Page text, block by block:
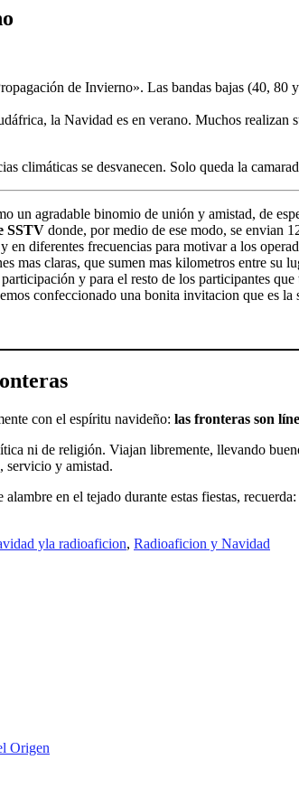
de Invierno». Las bandas bajas (40,
la Navidad es en verano. Muchos realizan
climáticas se desvanecen. Solo queda la
un agradable binomio de unión y amistad, de
SSTV donde, por medio de ese modo, se envian
diferentes frecuencias para motivar a los
mas claras, que sumen mas kilometros entre
y para el resto de los participantes
confeccionado una bonita invitacion que es la
con el espíritu navideño: las fronteras son
ni de religión. Viajan libremente, llevando
servicio y amistad.
alambre en el tejado durante estas fiestas,
yla radioaficion, Radioaficion y Navidad
Origen